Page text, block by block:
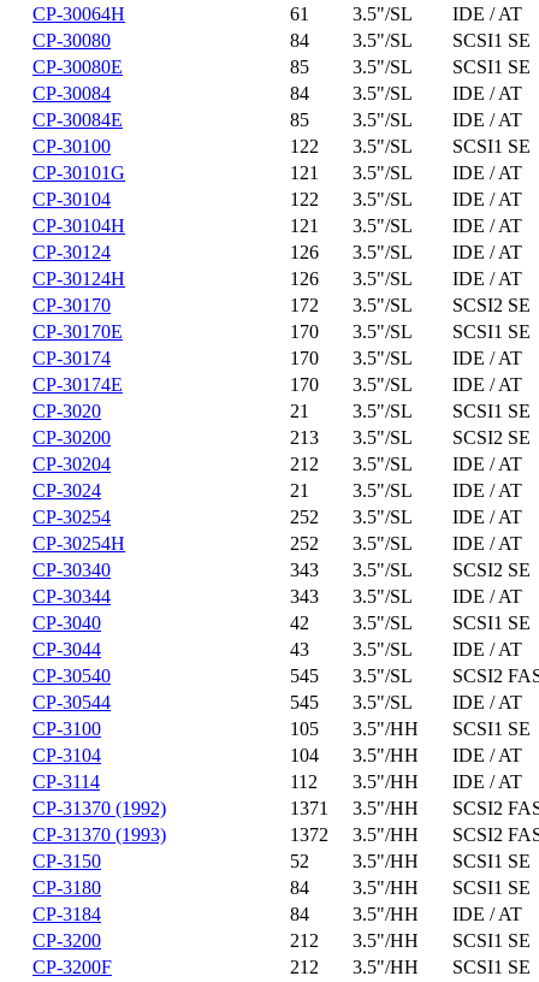
CP-30064H
61 3.5"/SL
IDE / AT
CP-30080
84 3.5"/SL
SCSI1 SE
CP-30080E
85 3.5"/SL
SCSI1 SE
CP-30084
84 3.5"/SL
IDE / AT
CP-30084E
85 3.5"/SL
IDE / AT
CP-30100
122 3.5"/SL
SCSI1 SE
CP-30101G
121 3.5"/SL
IDE / AT
CP-30104
122 3.5"/SL
IDE / AT
CP-30104H
121 3.5"/SL
IDE / AT
CP-30124
126 3.5"/SL
IDE / AT
CP-30124H
126 3.5"/SL
IDE / AT
CP-30170
172 3.5"/SL
SCSI2 SE
CP-30170E
170 3.5"/SL
SCSI1 SE
CP-30174
170 3.5"/SL
IDE / AT
CP-30174E
170 3.5"/SL
IDE / AT
CP-3020
21 3.5"/SL
SCSI1 SE
CP-30200
213 3.5"/SL
SCSI2 SE
CP-30204
212 3.5"/SL
IDE / AT
CP-3024
21 3.5"/SL
IDE / AT
CP-30254
252 3.5"/SL
IDE / AT
CP-30254H
252 3.5"/SL
IDE / AT
CP-30340
343 3.5"/SL
SCSI2 SE
CP-30344
343 3.5"/SL
IDE / AT
CP-3040
42 3.5"/SL
SCSI1 SE
CP-3044
43 3.5"/SL
IDE / AT
CP-30540
545 3.5"/SL
SCSI2
CP-30544
545 3.5"/SL
IDE / AT
CP-3100
105 3.5"/HH
SCSI1 SE
CP-3104
104 3.5"/HH
IDE / AT
CP-3114
112 3.5"/HH
IDE / AT
CP-31370 (1992)
1371 3.5"/HH
SCSI2
CP-31370 (1993)
1372 3.5"/HH
SCSI2
CP-3150
52 3.5"/HH
SCSI1 SE
CP-3180
84 3.5"/HH
SCSI1 SE
CP-3184
84 3.5"/HH
IDE / AT
CP-3200
212 3.5"/HH
SCSI1 SE
CP-3200F
212 3.5"/HH
SCSI1 SE